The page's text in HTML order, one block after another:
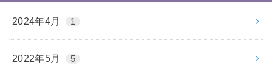
2024年4月 1
2022年5月 5